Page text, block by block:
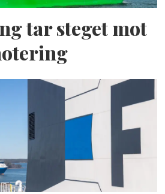
tar steget mot